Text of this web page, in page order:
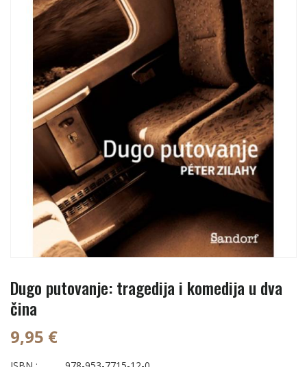
Dugo putovanje: tragedija i komedija u dva
čina
9,95 €